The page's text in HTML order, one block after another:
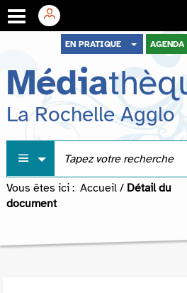
menu
contenu
recherche
EN PRATIQUE AGENDA
Média
La Rochelle Agglo
Vous êtes ici : Accueil / Détail du
document